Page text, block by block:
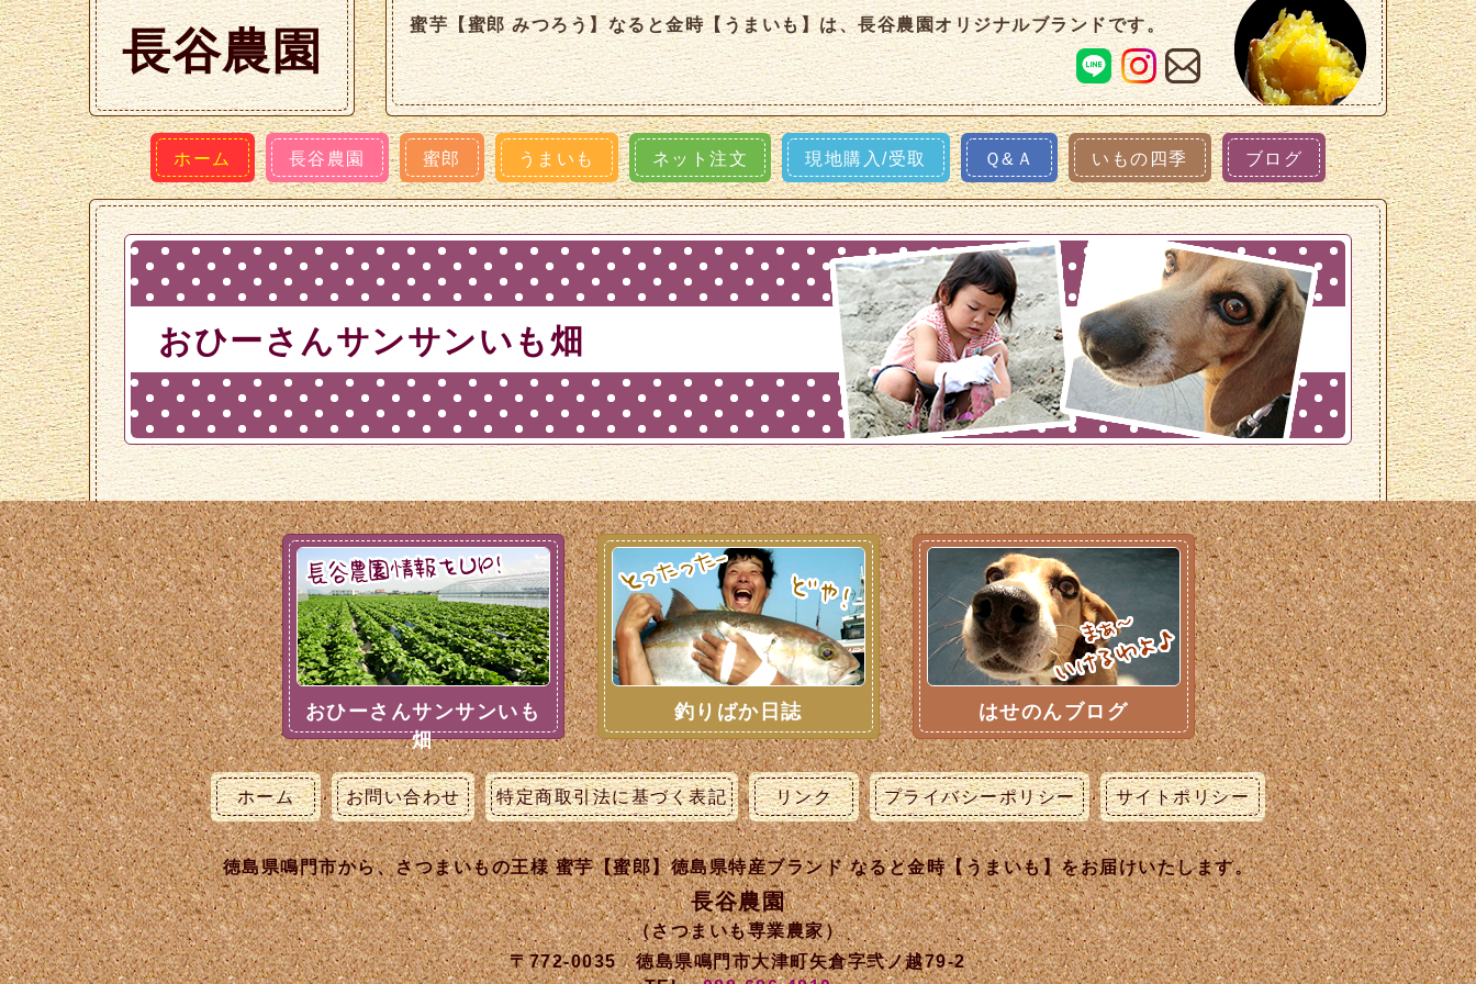
長谷農園
蜜芋【蜜郎 みつろう】なると金時【うまいも】は、長谷農園オリジナルブランドです。
ホーム 長谷農園 蜜郎 うまいも ネット注文 現地購入/受取 Ｑ&Ａ いもの四季 ブログ
おひーさんサンサンいも畑
おひーさんサンサンいも
畑
釣りばか日誌 はせのんブログ
ホーム お問い合わせ 特定商取引法に基づく表記 リンク プライバシーポリシー サイトポリシー
徳島県鳴門市から、さつまいもの王様 蜜芋【蜜郎】徳島県特産ブランド なると金時【うまいも】をお届けいたします。
長谷農園
（さつまいも専業農家）
〒772-0035 徳島県鳴門市大津町矢倉字弐ノ越79-2